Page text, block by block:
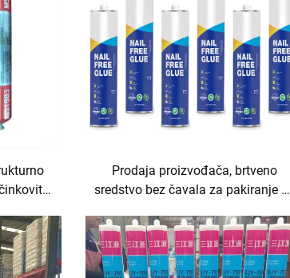
Prodaja proizvođača, brtveno
sredstvo bez čavala za pakiranje po